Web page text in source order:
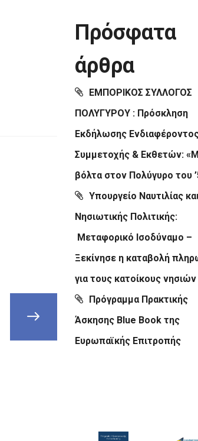
Πρόσφατα
άρθρα
ΕΜΠΟΡΙΚΟΣ ΣΥΛΛΟΓΟΣ
ΠΟΛΥΓΥΡΟΥ : Πρόσκληση
Εκδήλωσης
Συμμετοχής & Εκθετών:
βόλτα στον Πολύγυρο του
Υπουργείο Ναυτιλίας
Νησιωτικής Πολιτικής:
Μεταφορικό Ισοδύναμο –
Ξεκίνησε η καταβολή
για τους κατοίκους νησιών
Πρόγραμμα Πρακτικής
Άσκησης Blue Book της
Ευρωπαϊκής Επιτροπής